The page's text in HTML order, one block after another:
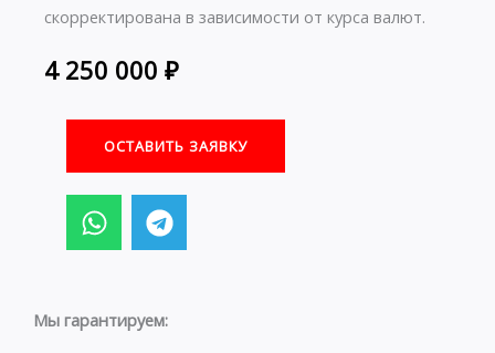
скорректирована в зависимости от курса валют.
4 250 000 ₽
ОСТАВИТЬ ЗАЯВКУ
W
h
a
s
T
e
l
g
Мы гарантируем: